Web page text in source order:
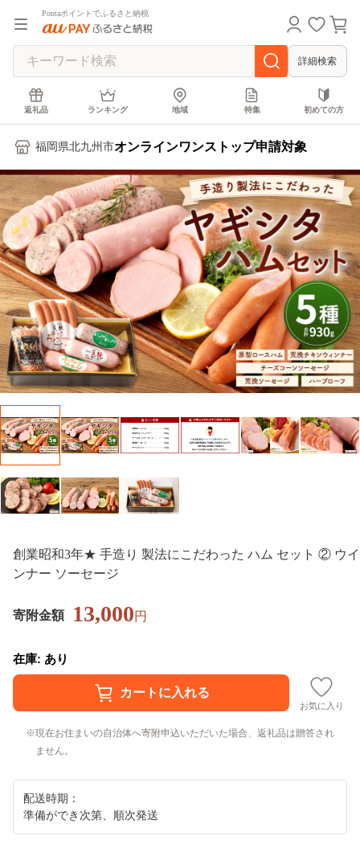
Pontaポイントでふるさと納税
詳細検索
返礼品 ランキング 地域 特集 初めての方
福岡県北九州市オンラインワンストップ申請対象
創業昭和3年★ 手造り 製法にこだわった ハム セット ② ウイ
ンナー ソーセージ
寄附金額 13,000円
在庫: あり
お気に入り
現在お住まいの自治体へ寄附申込いただいた場合、返礼品は贈答され
ません。
配送時期：
準備ができ次第、順次発送